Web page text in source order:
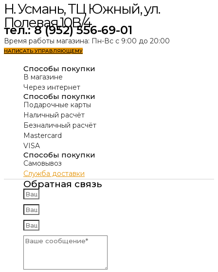
Н. Усмань, ТЦ Южный, ул.
Полевая,10В/4
тел.: 8 (952) 556-69-01
Время работы магазина: Пн-Вс с 9:00 до 20:00
НАПИСАТЬ УПРАВЛЯЮЩЕМУ
Способы покупки
В магазине
Через интернет
Способы покупки
Подарочные карты
Наличный расчёт
Безналичный расчёт
Mastercard
VISA
Способы покупки
Самовывоз
Служба доставки
Обратная связь